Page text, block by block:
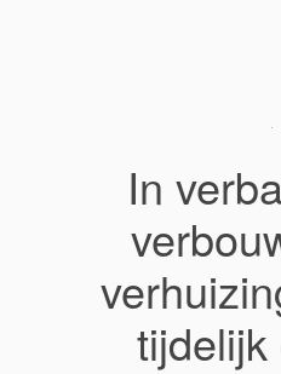
In
tijdelijk